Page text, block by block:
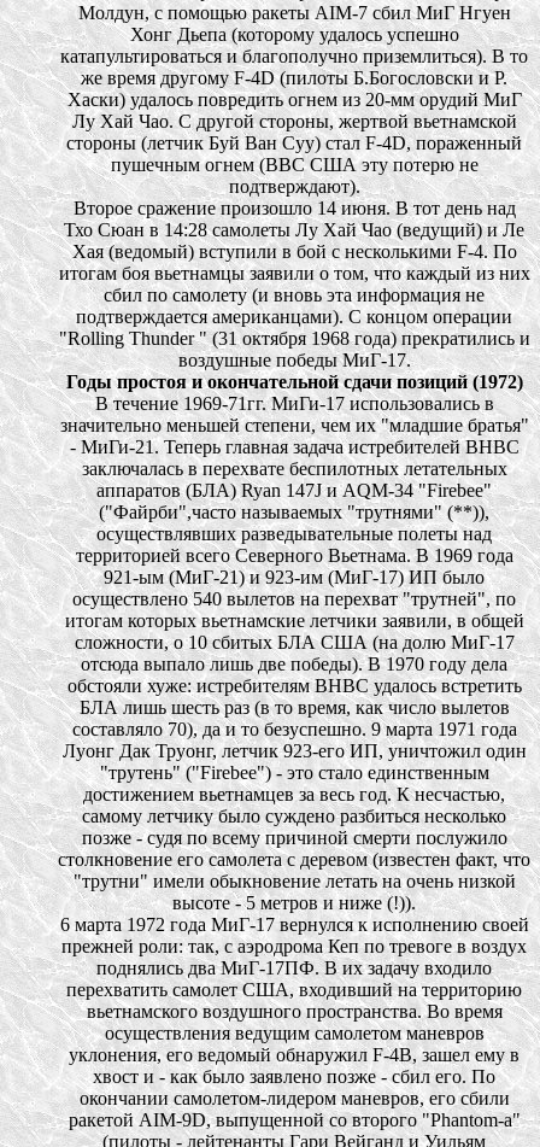
Молдун, с помощью ракеты AIM-7 сбил МиГ Нгуен
Хонг Дьепа (которому удалось успешно
катапультироваться и благополучно приземлиться). В то
же время другому F-4D (пилоты Б.Богословски и Р.
Хаски) удалось повредить огнем из 20-мм орудий МиГ
Лу Хай Чао. С другой стороны, жертвой вьетнамской
стороны (летчик Буй Ван Cуу) стал F-4D, пораженный
пушечным огнем (ВВС США эту потерю не
подтверждают).
Второе сражение произошло 14 июня. В тот день над
Тхо Сюан в 14:28 самолеты Лу Хай Чао (ведущий) и Ле
Хая (ведомый) вступили в бой с несколькими F-4. По
итогам боя вьетнамцы заявили о том, что каждый из них
сбил по самолету (и вновь эта информация не
подтверждается американцами). С концом операции
"Rolling Thunder " (31 октября 1968 года) прекратились и
воздушные победы МиГ-17.
Годы простоя и окончательной сдачи позиций (1972)
В течение 1969-71гг. МиГи-17 использовались в
значительно меньшей степени, чем их "младшие братья"
- МиГи-21. Теперь главная задача истребителей ВНВС
заключалась в перехвате беспилотных летательных
аппаратов (БЛА) Ryan 147J и AQM-34 "Firebee"
("Файрби",часто называемых "трутнями" (**)),
осуществлявших разведывательные полеты над
территорией всего Северного Вьетнама. В 1969 года
921-ым (МиГ-21) и 923-им (МиГ-17) ИП было
осуществлено 540 вылетов на перехват "трутней", по
итогам которых вьетнамские летчики заявили, в общей
сложности, о 10 сбитых БЛА США (на долю МиГ-17
отсюда выпало лишь две победы). В 1970 году дела
обстояли хуже: истребителям ВНВС удалось встретить
БЛА лишь шесть раз (в то время, как число вылетов
составляло 70), да и то безуспешно. 9 марта 1971 года
Луонг Дак Труонг, летчик 923-его ИП, уничтожил один
"трутень" ("Firebee") - это стало единственным
достижением вьетнамцев за весь год. К несчастью,
самому летчику было суждено разбиться несколько
позже - судя по всему причиной смерти послужило
столкновение его самолета с деревом (известен факт, что
"трутни" имели обыкновение летать на очень низкой
высоте - 5 метров и ниже (!)).
6 марта 1972 года МиГ-17 вернулся к исполнению своей
прежней роли: так, с аэродрома Кеп по тревоге в воздух
поднялись два МиГ-17ПФ. В их задачу входило
перехватить самолет США, входивший на территорию
вьетнамского воздушного пространства. Во время
осуществления ведущим самолетом маневров
уклонения, его ведомый обнаружил F-4B, зашел ему в
хвост и - как было заявлено позже - сбил его. По
окончании самолетом-лидером маневров, его сбили
ракетой AIM-9D, выпущенной со второго "Phantom-а"
(пилоты - лейтенанты Гари Вейганд и Уильям